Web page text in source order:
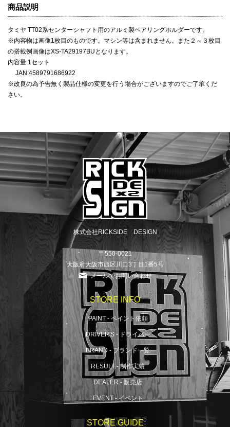
商品説明
タミヤ TT02系センターシャフト用のアルミ製ベアリングホルダーです。
※内容物は画像1枚目のものです。マシン等は含まれません。また２～３枚目
の搭載例画像はXS-TA29197BUとなります。
内容量:1セット
JAN:4589791686922
※改良の為予告無く製品仕様の変更を行う場合がございますのでご了承くだ
さい。
株式会社RICKSIDE DESIGN
〒550-0021
大阪府大阪市西区川口3丁目1番5号
メールでお問い合わせ
STORE INFO
PAINT - ペイント依頼
DRIVER'S - ドライバー
BRAND - ブランド一覧
RESULT - 制作実績
DEALER - 販売店
EVENT - イベント
STORE GUIDE